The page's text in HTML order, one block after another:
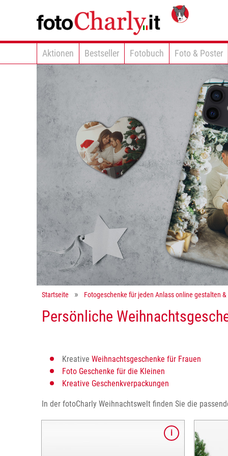
Aktionen Bestseller Fotobuch Foto & Poster
Startseite Fotogeschenke für jeden Anlass online gestalten &
Persönliche
Kreative Weihnachtsgeschenke für Frauen
Foto Geschenke für die Kleinen
Kreative Geschenkverpackungen
In der fotoCharly Weihnachtswelt finden Sie die
Was FRAU braucht! Smartphonecover,
Für